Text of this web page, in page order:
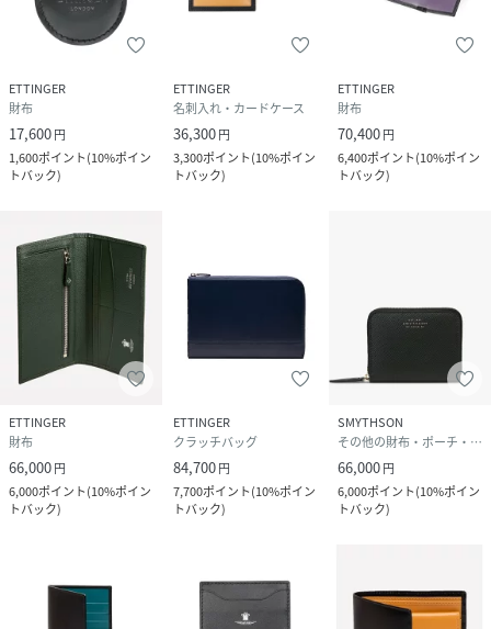
ETTINGER
財布
17,600円
1,600ポイント(10%ポイン
トバック)
ETTINGER
名刺入れ・カードケース
36,300円
3,300ポイント(10%ポイン
トバック)
ETTINGER
財布
70,400円
6,400ポイント(10%ポイン
トバック)
ETTINGER
財布
66,000円
6,000ポイント(10%ポイン
トバック)
ETTINGER
クラッチバッグ
84,700円
7,700ポイント(10%ポイン
トバック)
SMYTHSON
その他の財布・ポーチ・ケース
66,000円
6,000ポイント(10%ポイン
トバック)